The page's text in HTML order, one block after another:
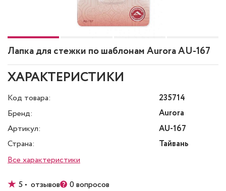
Лапка для стежки по шаблонам Aurora AU-167
ХАРАКТЕРИСТИКИ
Код товара:
235714
Бренд:
Aurora
Артикул:
AU-167
Страна:
Тайвань
Все характеристики
5 • отзывов 0 вопросов